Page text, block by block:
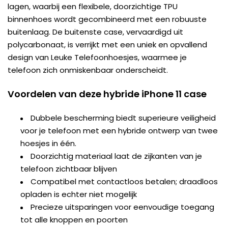
lagen, waarbij een flexibele, doorzichtige TPU
binnenhoes wordt gecombineerd met een robuuste
buitenlaag. De buitenste case, vervaardigd uit
polycarbonaat, is verrijkt met een uniek en opvallend
design van Leuke Telefoonhoesjes, waarmee je
telefoon zich onmiskenbaar onderscheidt.
Voordelen van deze hybride iPhone 11 case
Dubbele bescherming biedt superieure veiligheid
voor je telefoon met een hybride ontwerp van twee
hoesjes in één.
Doorzichtig materiaal laat de zijkanten van je
telefoon zichtbaar blijven
Compatibel met contactloos betalen; draadloos
opladen is echter niet mogelijk
Precieze uitsparingen voor eenvoudige toegang
tot alle knoppen en poorten